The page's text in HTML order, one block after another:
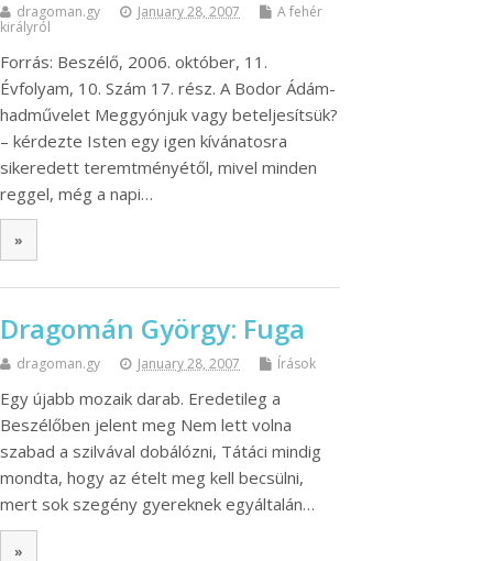
dragoman.gy January 28, 2007
A fehér
királyról
Forrás: Beszélő, 2006. október, 11.
Évfolyam, 10. Szám 17. rész. A Bodor Ádám-
hadművelet Meggyónjuk vagy beteljesítsük?
– kérdezte Isten egy igen kívánatosra
sikeredett teremtményétől, mivel minden
reggel, még a napi…
»
Dragomán György: Fuga
dragoman.gy January 28, 2007 Írások
Egy újabb mozaik darab. Eredetileg a
Beszélőben jelent meg Nem lett volna
szabad a szilvával dobálózni, Tátáci mindig
mondta, hogy az ételt meg kell becsülni,
mert sok szegény gyereknek egyáltalán…
»